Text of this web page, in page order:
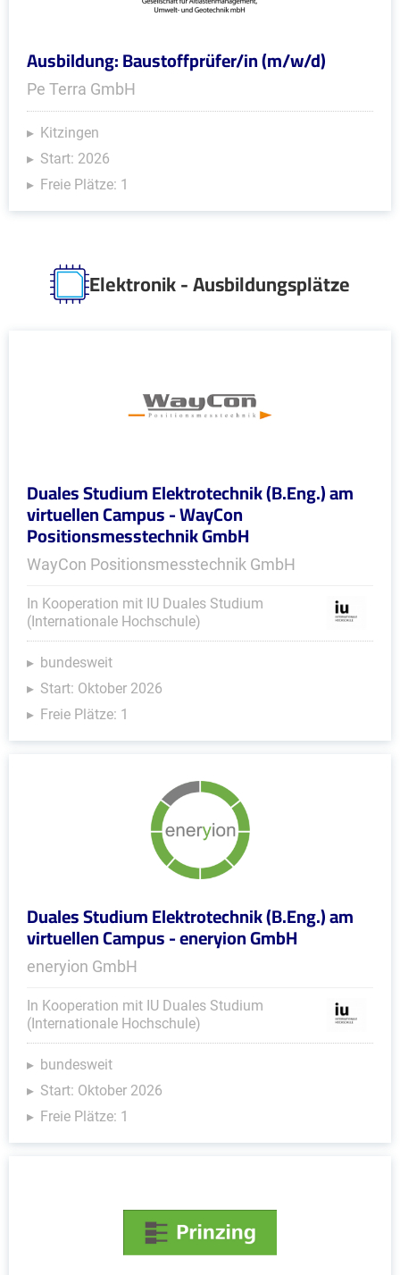
Ausbildung: Baustoffprüfer/in (m/w/d)
Pe Terra GmbH
Kitzingen
Start: 2026
Freie Plätze: 1
Elektronik - Ausbildungsplätze
Duales Studium Elektrotechnik (B.Eng.) am
virtuellen Campus - WayCon
Positionsmesstechnik GmbH
WayCon Positionsmesstechnik GmbH
In Kooperation mit IU Duales Studium
(Internationale Hochschule)
bundesweit
Start: Oktober 2026
Freie Plätze: 1
Duales Studium Elektrotechnik (B.Eng.) am
virtuellen Campus - eneryion GmbH
eneryion GmbH
In Kooperation mit IU Duales Studium
(Internationale Hochschule)
bundesweit
Start: Oktober 2026
Freie Plätze: 1